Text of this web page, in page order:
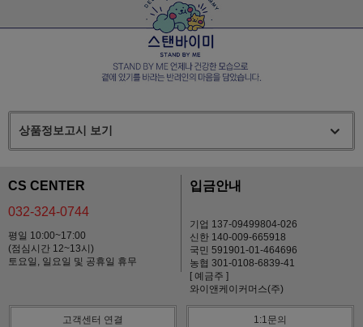
상품정보고시 보기
CS CENTER
032-324-0744
평일 10:00~17:00
(점심시간 12~13시)
토요일, 일요일 및 공휴일 휴무
입금안내
기업 137-09499804-026
신한 140-009-665918
국민 591901-01-464696
농협 301-0108-6839-41
[ 예금주 ]
와이앤케이커머스(주)
고객센터 연결 1:1문의